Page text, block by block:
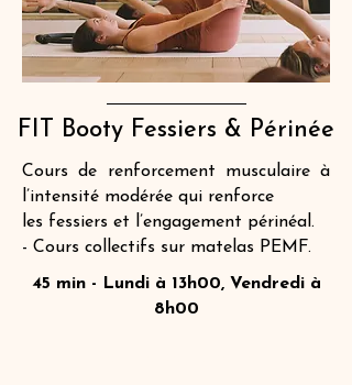
FIT Booty Fessiers & Périnée
Cours de renforcement musculaire à
l’intensité modérée qui renforce
les fessiers et l’engagement périnéal.
- Cours collectifs sur matelas PEMF.
45 min - Lundi à 13h00, Vendredi à
8h00